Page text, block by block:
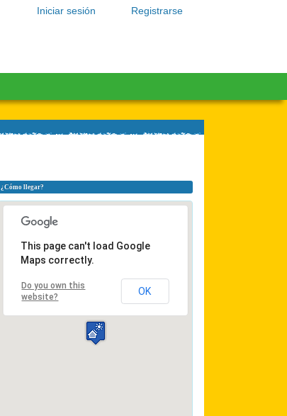
Registrarse
Iniciar sesión
¿Cómo llegar?
This page can't load Google
Maps correctly.
Do you own this
website?
OK